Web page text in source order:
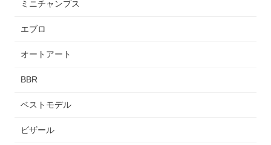
ミニチャンプス
エブロ
オートアート
BBR
ベストモデル
ビザール